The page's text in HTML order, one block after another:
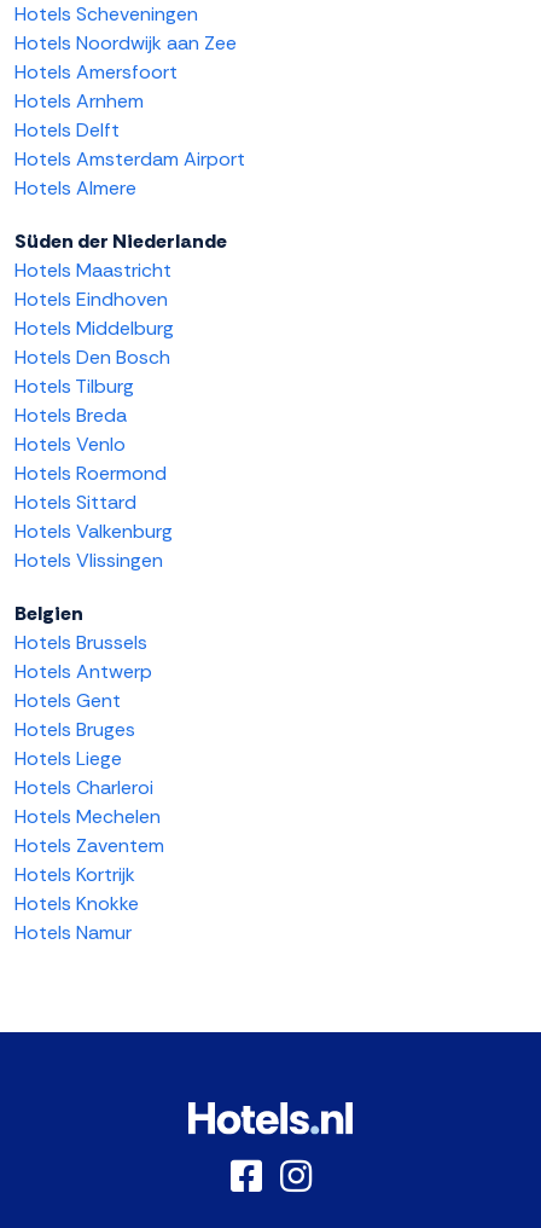
Hotels Scheveningen
Hotels Noordwijk aan Zee
Hotels Amersfoort
Hotels Arnhem
Hotels Delft
Hotels Amsterdam Airport
Hotels Almere
Süden der Niederlande
Hotels Maastricht
Hotels Eindhoven
Hotels Middelburg
Hotels Den Bosch
Hotels Tilburg
Hotels Breda
Hotels Venlo
Hotels Roermond
Hotels Sittard
Hotels Valkenburg
Hotels Vlissingen
Belgien
Hotels Brussels
Hotels Antwerp
Hotels Gent
Hotels Bruges
Hotels Liege
Hotels Charleroi
Hotels Mechelen
Hotels Zaventem
Hotels Kortrijk
Hotels Knokke
Hotels Namur